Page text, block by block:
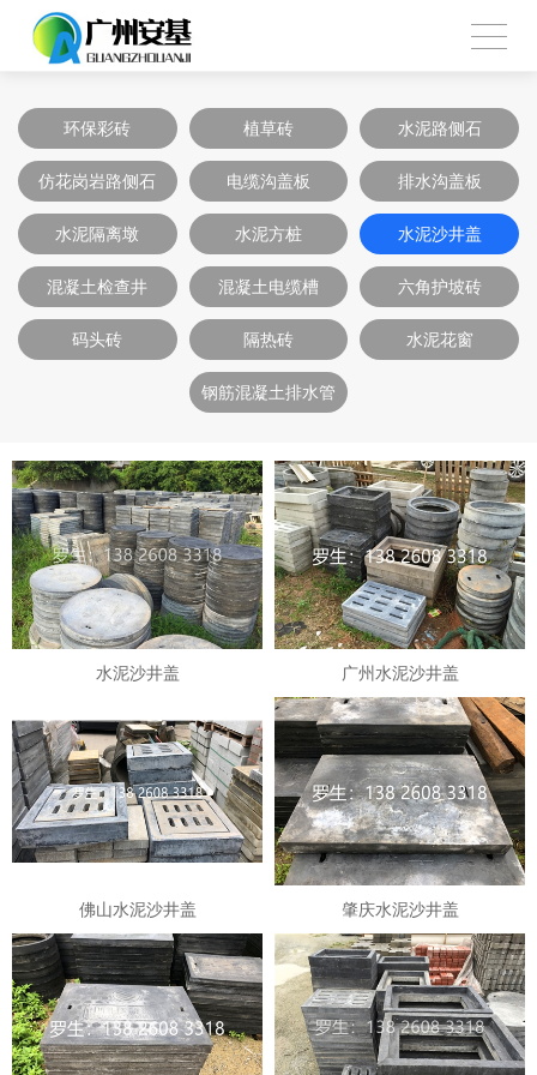
环保彩砖 植草砖 水泥路侧石
仿花岗岩路侧石 电缆沟盖板 排水沟盖板
水泥隔离墩 水泥方桩 水泥沙井盖
混凝土检查井 混凝土电缆槽 六角护坡砖
码头砖 隔热砖 水泥花窗
钢筋混凝土排水管
水泥沙井盖 广州水泥沙井盖
佛山水泥沙井盖 肇庆水泥沙井盖